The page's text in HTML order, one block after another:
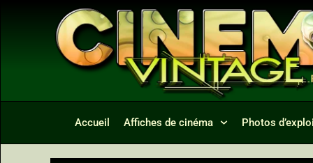
Accueil Affiches de cinéma Photos